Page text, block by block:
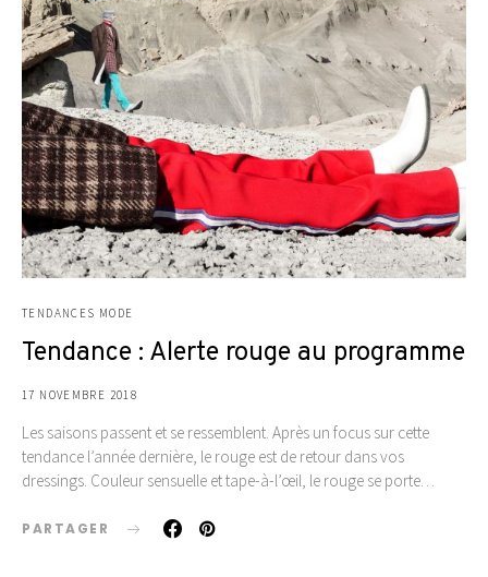
TENDANCES MODE
Tendance : Alerte rouge au programme
17 NOVEMBRE 2018
Les saisons passent et se ressemblent. Après un focus sur cette
tendance l’année dernière, le rouge est de retour dans vos
dressings. Couleur sensuelle et tape-à-l’œil, le rouge se porte…
PARTAGER